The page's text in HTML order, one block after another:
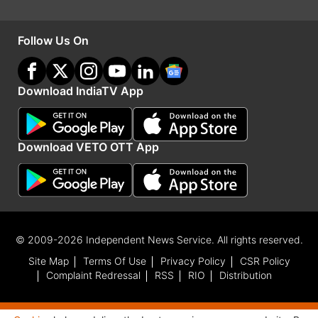
Advertisement
Follow Us On
Download IndiaTV App
Download VETO OTT App
© 2009-2026 Independent News Service. All rights reserved.
Site Map
Terms Of Use Privacy Policy
CSR Policy
Complaint Redressal
RSS RIO Distribution